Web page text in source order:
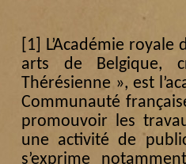
[1]
L’Académie
arts de Belgique,
Thérésienne », est
Communauté
promouvoir les
une activité de
s’exprime